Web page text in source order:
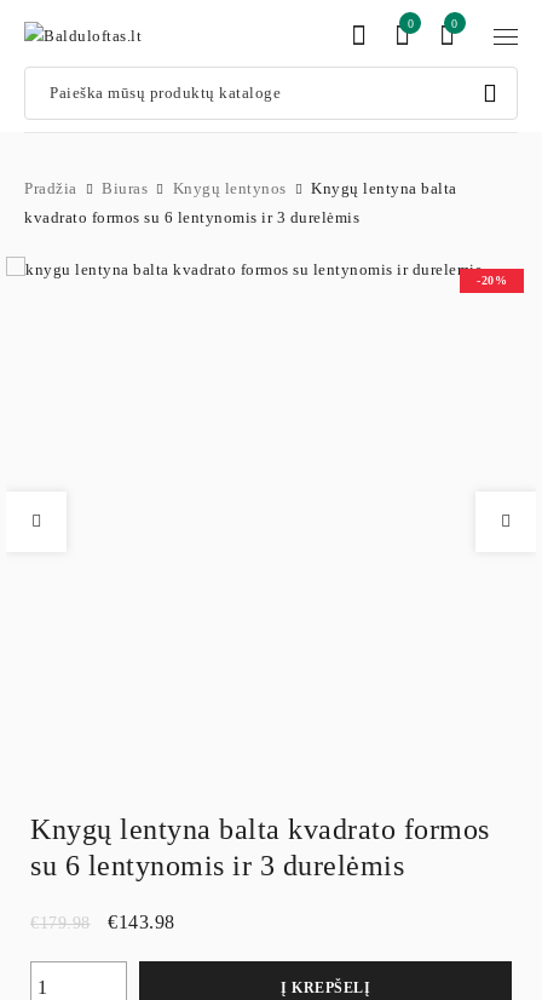
0
0
Pradžia Biuras Knygų lentynos
Knygų lentyna balta
kvadrato formos su 6 lentynomis ir 3 durelėmis
-20%
Knygų lentyna balta kvadrato formos
su 6 lentynomis ir 3 durelėmis
€179.98 €143.98
Į KREPŠELĮ